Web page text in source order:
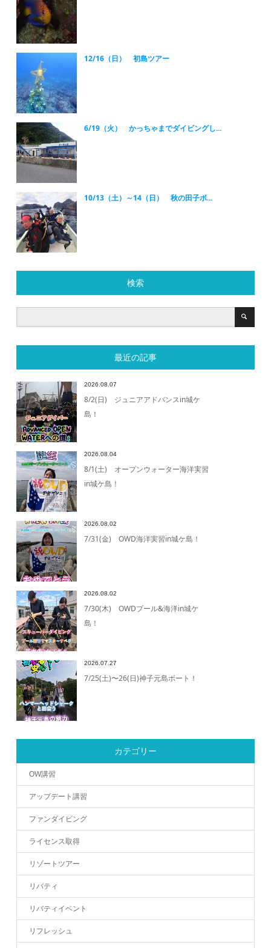
12/16（日） 初島ツアー
6/19（火） かっちゃまでダイビングし...
10/13（土）～14（日） 秋の田子ボ...
検索
最近の記事
2026.08.07
8/2(日) ジュニアアドバンスin城ケ
島！
2026.08.04
8/1(土) オープンウォーター海洋実習
in城ケ島！
2026.08.02
7/31(金) OWD海洋実習in城ケ島！
2026.08.02
7/30(木) OWDプール&海洋in城ケ
島！
2026.07.27
7/25(土)〜26(日)神子元島ボート！
カテゴリー
OW講習
アップデート講習
ファンダイビング
ライセンス取得
リゾートツアー
リバティ
リバティイベント
リフレッシュ